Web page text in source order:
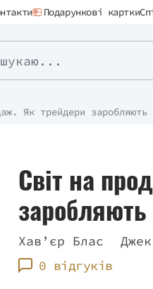
Подарункові картки
Як трейдери заробляють
Світ на
заробляють
Хав’єр Блас
0 відгуків